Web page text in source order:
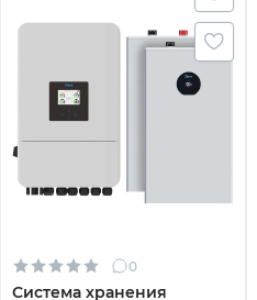
0
Система хранения